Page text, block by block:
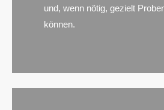
und, wenn nötig, gezielt
können.